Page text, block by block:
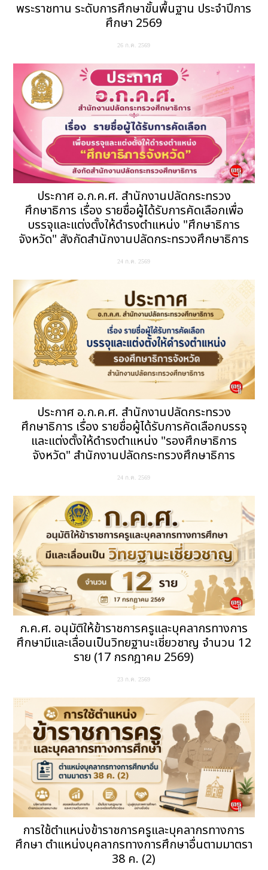
พระราชทาน ระดับการศึกษาขั้นพื้นฐาน ประจำปีการ
ศึกษา 2569
26 ก.ค. 2569
ประกาศ อ.ก.ค.ศ. สำนักงานปลัดกระทรวง
ศึกษาธิการ เรื่อง รายชื่อผู้ได้รับการคัดเลือกเพื่อ
บรรจุและแต่งตั้งให้ดำรงตำแหน่ง "ศึกษาธิการ
จังหวัด" สังกัดสำนักงานปลัดกระทรวงศึกษาธิการ
24 ก.ค. 2569
ประกาศ อ.ก.ค.ศ. สำนักงานปลัดกระทรวง
ศึกษาธิการ เรื่อง รายชื่อผู้ได้รับการคัดเลือกบรรจุ
และแต่งตั้งให้ดำรงตำแหน่ง "รองศึกษาธิการ
จังหวัด" สำนักงานปลัดกระทรวงศึกษาธิการ
24 ก.ค. 2569
ก.ค.ศ. อนุมัติให้ข้าราชการครูและบุคลากรทางการ
ศึกษามีและเลื่อนเป็นวิทยฐานะเชี่ยวชาญ จำนวน 12
ราย (17 กรกฎาคม 2569)
23 ก.ค. 2569
การใช้ตำแหน่งข้าราชการครูและบุคลากรทางการ
ศึกษา ตำแหน่งบุคลากรทางการศึกษาอื่นตามมาตรา
38 ค. (2)